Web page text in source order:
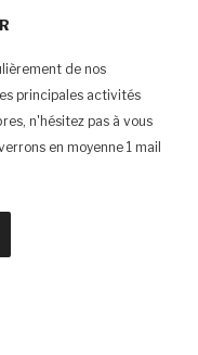
de nos
principales activités
n'hésitez pas à vous
en moyenne 1 mail